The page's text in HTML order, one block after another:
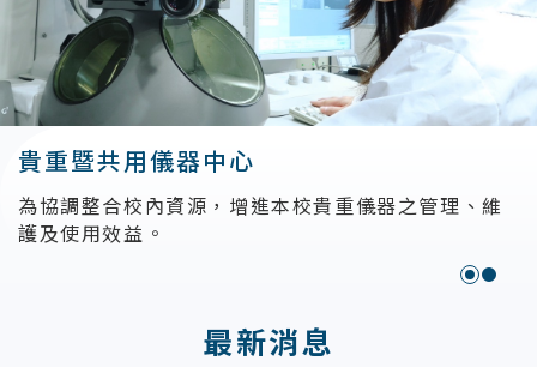
貴重暨共用儀器中心
為協調整合校內資源，增進本校貴重儀器之管理、維
護及使用效益。
最新消息